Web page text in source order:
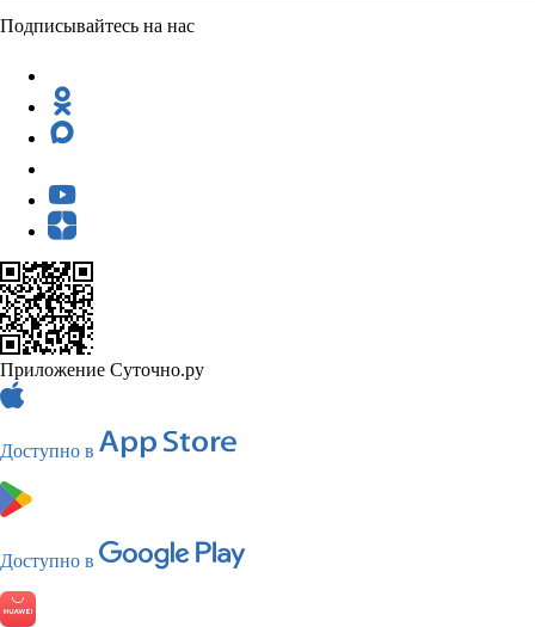
Подписывайтесь на нас
Приложение Суточно.ру
Доступно в
Доступно в